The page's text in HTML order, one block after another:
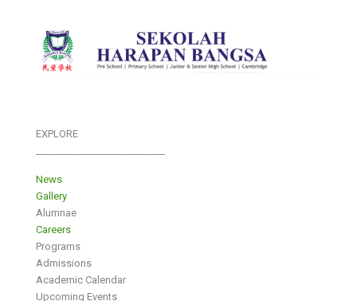
EXPLORE
News
Gallery
Alumnae
Careers
Programs
Admissions
Academic Calendar
Upcoming Events